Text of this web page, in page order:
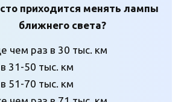
приходится менять лампы
ближнего света?
чем раз в 30 тыс. км
31-50 тыс. км
51-70 тыс. км